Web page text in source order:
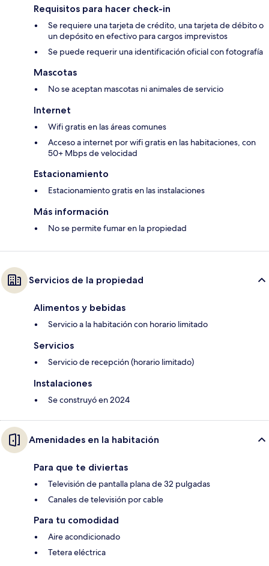
Requisitos para hacer check-in
Se requiere una tarjeta de crédito, una tarjeta de débito o
un depósito en efectivo para cargos imprevistos
Se puede requerir una identificación oficial con fotografía
Mascotas
No se aceptan mascotas ni animales de servicio
Internet
Wifi gratis en las áreas comunes
Acceso a internet por wifi gratis en las habitaciones, con
50+ Mbps de velocidad
Estacionamiento
Estacionamiento gratis en las instalaciones
Más información
No se permite fumar en la propiedad
Servicios de la propiedad
Alimentos y bebidas
Servicio a la habitación con horario limitado
Servicios
Servicio de recepción (horario limitado)
Instalaciones
Se construyó en 2024
Amenidades en la habitación
Para que te diviertas
Televisión de pantalla plana de 32 pulgadas
Canales de televisión por cable
Para tu comodidad
Aire acondicionado
Tetera eléctrica